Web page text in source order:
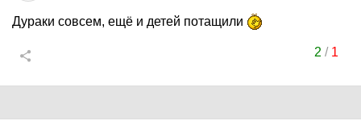
Дураки совсем, ещё и детей потащили
2 / 1